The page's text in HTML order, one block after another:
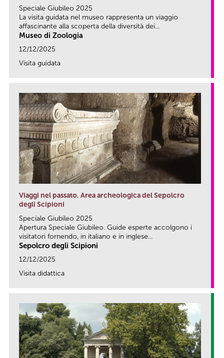
Speciale Giubileo 2025
La visita guidata nel museo rappresenta un viaggio
affascinante alla scoperta della diversità dei...
Museo di Zoologia
12/12/2025
Visita guidata
Viaggi nel passato. Area archeologica del Sepolcro
degli Scipioni
Speciale Giubileo 2025
Apertura Speciale Giubileo. Guide esperte accolgono i
visitatori fornendo, in italiano e in inglese...
Sepolcro degli Scipioni
12/12/2025
Visita didattica